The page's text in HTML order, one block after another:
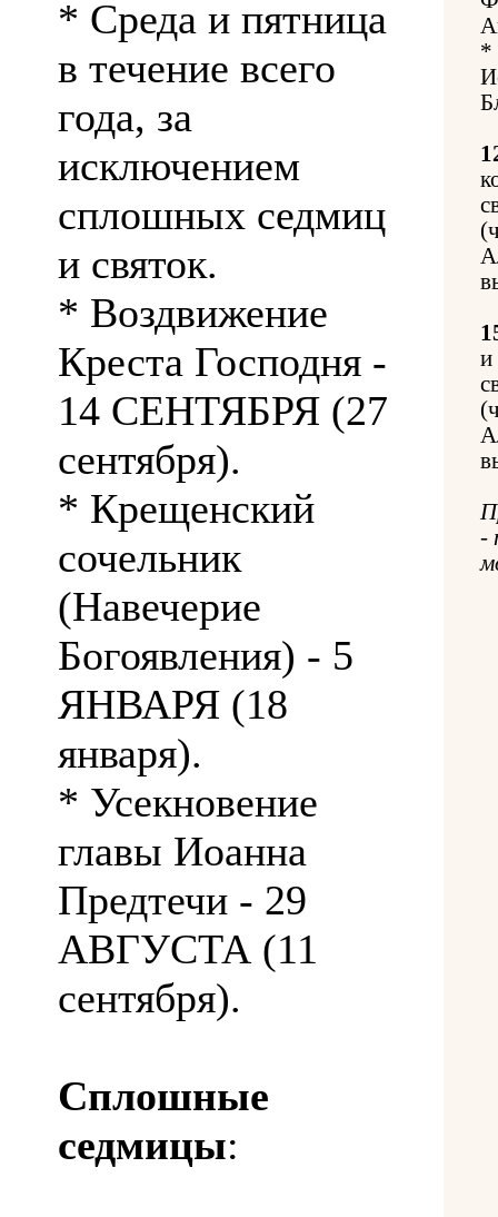
* Среда и пятница
в течение всего
года, за
исключением
сплошных седмиц
и святок.
* Воздвижение
Креста Господня -
14 СЕНТЯБРЯ (27
сентября).
* Крещенский
сочельник
(Навечерие
Богоявления) - 5
ЯНВАРЯ (18
января).
* Усекновение
главы Иоанна
Предтечи - 29
АВГУСТА (11
сентября).
Сплошные
седмицы:
*
и
-